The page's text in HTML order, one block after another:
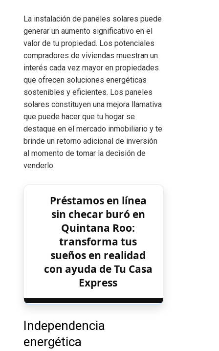
La instalación de paneles solares puede
generar un aumento significativo en el
valor de tu propiedad. Los potenciales
compradores de viviendas muestran un
interés cada vez mayor en propiedades
que ofrecen soluciones energéticas
sostenibles y eficientes. Los paneles
solares constituyen una mejora llamativa
que puede hacer que tu hogar se
destaque en el mercado inmobiliario y te
brinde un retorno adicional de inversión
al momento de tomar la decisión de
venderlo.
Préstamos en línea
sin checar buró en
Quintana Roo:
transforma tus
sueños en realidad
con ayuda de Tu Casa
Express
Independencia
energética